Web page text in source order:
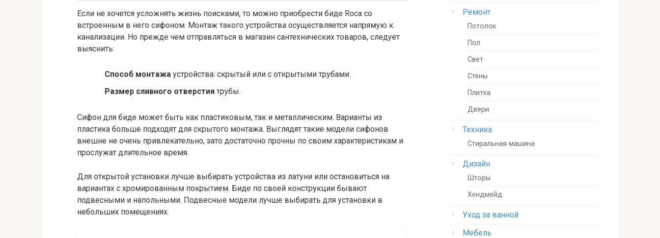
Если не хочется усложнять жизнь поисками, то можно приобрести биде Roca со
встроенным в него сифоном. Монтаж такого устройства осуществляется напрямую к
канализации. Но прежде чем отправляться в магазин сантехнических товаров, следует
выяснить:
Способ монтажа устройства: скрытый или с открытыми трубами.
Размер сливного отверстия трубы.
Сифон для биде может быть как пластиковым, так и металлическим. Варианты из
пластика больше подходят для скрытого монтажа. Выглядят такие модели сифонов
внешне не очень привлекательно, зато достаточно прочны по своим характеристикам и
прослужат длительное время.
Для открытой установки лучше выбирать устройства из латуни или остановиться на
вариантах с хромированным покрытием. Биде по своей конструкции бывают
подвесными и напольными. Подвесные модели лучше выбирать для установки в
небольших помещениях.
Ремонт
Потолок
Пол
Свет
Стены
Плитка
Двери
Техника
Стиральная машина
Дизайн
Шторы
Хендмейд
Уход за ванной
Мебель